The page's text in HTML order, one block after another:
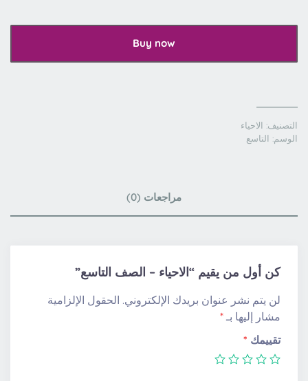
Buy now
التصنيف: الاحياء
الوسم: التاسع
مراجعات (0)
كن أول من يقيم “الاحياء – الصف التاسع”
لن يتم نشر عنوان بريدك الإلكتروني. الحقول الإلزامية
مشار إليها بـ *
تقييمك *